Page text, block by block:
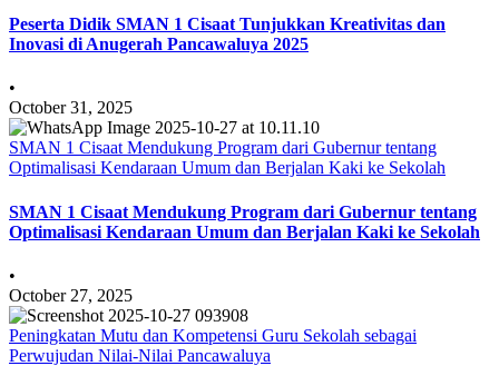
Peserta Didik SMAN 1 Cisaat Tunjukkan Kreativitas dan
Inovasi di Anugerah Pancawaluya 2025
•
October 31, 2025
SMAN 1 Cisaat Mendukung Program dari Gubernur tentang
Optimalisasi Kendaraan Umum dan Berjalan Kaki ke Sekolah
SMAN 1 Cisaat Mendukung Program dari Gubernur tentang
Optimalisasi Kendaraan Umum dan Berjalan Kaki ke Sekolah
•
October 27, 2025
Peningkatan Mutu dan Kompetensi Guru Sekolah sebagai
Perwujudan Nilai-Nilai Pancawaluya